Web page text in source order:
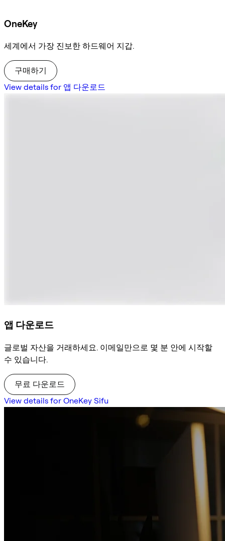
OneKey
세계에서 가장 진보한 하드웨어 지갑.
구매하기
View details for 앱 다운로드
앱 다운로드
글로벌 자산을 거래하세요. 이메일만으로 몇 분 안에 시작할
수 있습니다.
무료 다운로드
View details for OneKey Sifu